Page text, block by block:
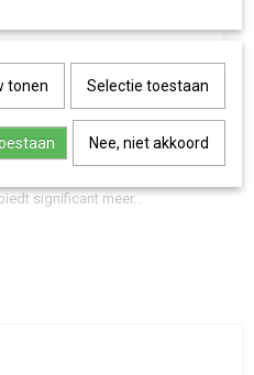
significant meer…
tonen Selectie toestaan
Nee, niet akkoord